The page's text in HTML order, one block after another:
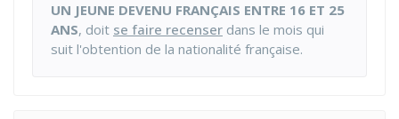
UN JEUNE DEVENU FRANÇAIS ENTRE 16 ET 25
ANS, doit se faire recenser dans le mois qui
suit l'obtention de la nationalité française.